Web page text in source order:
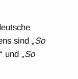
sind „So
“ und „So